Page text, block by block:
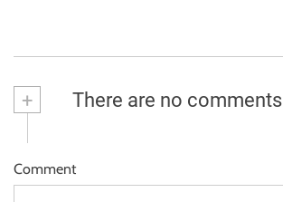
+ There are no comments
Comment